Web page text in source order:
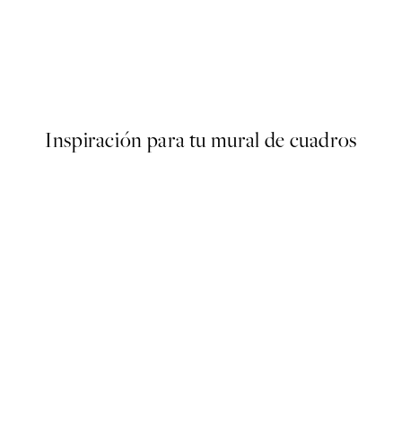
Inspiración para tu mural de cuadros